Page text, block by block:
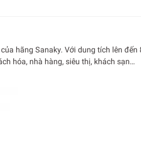
hãng Sanaky. Với dung tích lên đến
hóa, nhà hàng, siêu thị, khách sạn…